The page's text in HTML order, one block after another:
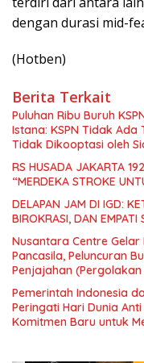
dengan durasi ​mid-
(Hotben)
Berita Terkait
Puluhan Ribu Buruh
Istana: KSPN Tidak Ada
Tidak Dikooptasi oleh
RS HUSADA JAKARTA
“MERDEKA STROKE
DELAPAN JAM DI IGD:
BIROKRASI, DAN EMPATI
Nusantara Centre
Pancasila, Peluncuran
Penjajahan
Simposium Nasional
Nasional dan
Menuju Indonesia Emas
Pemerintah Indonesia
Peringati Hari Dunia
Komitmen Baru untuk